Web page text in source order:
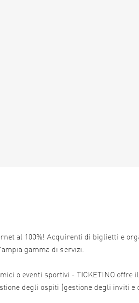
al 100%! Acquirenti di biglietti e
gamma di servizi.
o eventi sportivi - TICKETINO
degli ospiti (gestione degli inviti